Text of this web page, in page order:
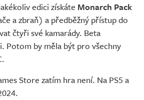
edici získáte Monarch Pack
a zbraň) a předběžný přístup do
čtyři své kamarády. Beta
Potom by měla být pro všechny
Store zatím hra není. Na PS5 a